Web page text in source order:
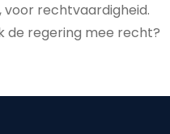
voor rechtvaardigheid.
de regering mee recht?